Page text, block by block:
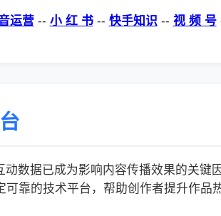
运营-- 小 红 书-- 快手知识 -- 视 频 号
数据已成为影响内容传播效果的关
可靠的技术平台，帮助创作者提升作品